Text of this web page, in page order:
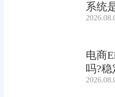
系统
电商
吗?